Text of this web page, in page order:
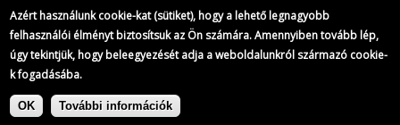
Azért használunk cookie-kat (sütiket), hogy a lehető legnagyobb
felhasználói élményt biztosítsuk az Ön számára. Amennyiben tovább lép,
úgy tekintjük, hogy beleegyezését adja a weboldalunkról származó cookie-
k fogadásába.
OK További információk
Ugrás
Címke: környezet